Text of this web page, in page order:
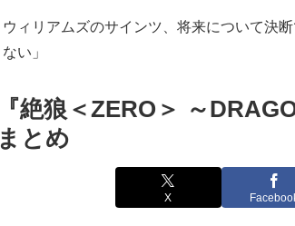
出たあの親日経営者に海外が大騒ぎ
海外「勘弁して！」米国人が最も恐れる日
韓国人「実は日本経済を支えて生かして
のは韓国人である理由がこちら…」→「日本
も感謝してるらしい…（ﾌﾞﾙﾌﾞﾙ」＝韓国の
ウィリアムズのサインツ、将来について決
ない」
『絶狼＜ZERO＞ ～
まとめ
X